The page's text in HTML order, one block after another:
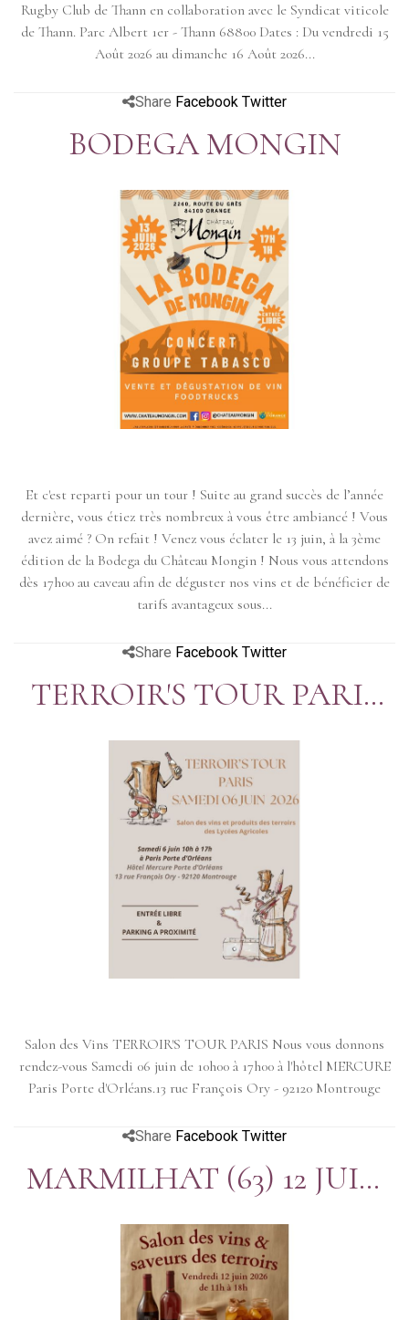
Rugby Club de Thann en collaboration avec le Syndicat viticole
de Thann. Parc Albert 1er - Thann 68800 Dates : Du vendredi 15
Août 2026 au dimanche 16 Août 2026...
Share Facebook Twitter
BODEGA MONGIN
Et c'est reparti pour un tour ! Suite au grand succès de l’année
dernière, vous étiez très nombreux à vous être ambiancé ! Vous
avez aimé ? On refait ! Venez vous éclater le 13 juin, à la 3ème
édition de la Bodega du Château Mongin ! Nous vous attendons
dès 17h00 au caveau afin de déguster nos vins et de bénéficier de
tarifs avantageux sous...
Share Facebook Twitter
TERROIR'S TOUR PARIS
06 JUIN
Salon des Vins TERROIR'S TOUR PARIS Nous vous donnons
rendez-vous Samedi 06 juin de 10h00 à 17h00 à l'hôtel MERCURE
Paris Porte d'Orléans.13 rue François Ory - 92120 Montrouge
Share Facebook Twitter
MARMILHAT (63) 12 JUIN
SALON DES VINS